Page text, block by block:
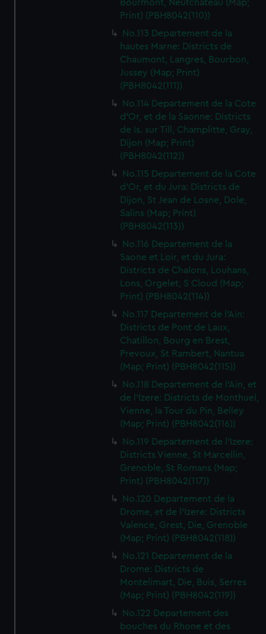
Bourmont, Neufchateau (Map;
Print) (PBH8042(110))
No.113 Departement de la
hautes Marne: Districts de
Chaumont, Langres, Bourbon,
Jussey (Map; Print)
(PBH8042(111))
No.114 Departement de la Cote
d'Or, et de la Saonne: Districts
de Is. sur Till, Champlitte, Gray,
Dijon (Map; Print)
(PBH8042(112))
No.115 Departement de la Cote
d'Or, et du Jura: Districts de
Dijon, St Jean de Losne, Dole,
Salins (Map; Print)
(PBH8042(113))
No.116 Departement de la
Saone et Loir, et du Jura:
Districts de Chalons, Louhans,
Lons, Orgelet, S Cloud (Map;
Print) (PBH8042(114))
No.117 Departement de l'Ain:
Districts de Pont de Laux,
Chatillon, Bourg en Brest,
Prevoux, St Rambert, Nantua
(Map; Print) (PBH8042(115))
No.118 Departement de l'Ain, et
de l'Izere: Districts de Monthuel,
Vienne, la Tour du Pin, Belley
(Map; Print) (PBH8042(116))
No.119 Departement de l'Izere:
Districts Vienne, St Marcellin,
Grenoble, St Romans (Map;
Print) (PBH8042(117))
No.120 Departement de la
Drome, et de l'Izere: Districts
Valence, Grest, Die, Grenoble
(Map; Print) (PBH8042(118))
No.121 Departement de la
Drome: Districts de
Montelimart, Die, Buis, Serres
(Map; Print) (PBH8042(119))
No.122 Departement des
bouches du Rhone et des